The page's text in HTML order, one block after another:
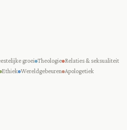
groei Theologie Relaties & seksualiteit
Ethiek Wereldgebeuren Apologetiek